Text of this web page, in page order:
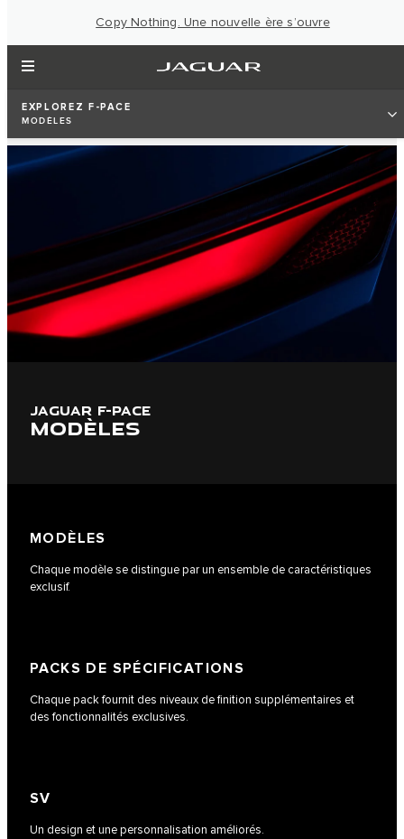
Copy Nothing. Une nouvelle ère s’ouvre
EXPLOREZ F-PACE
MODÈLES
JAGUAR F-PACE
MODÈLES
MODÈLES
Chaque modèle se distingue par un ensemble de caractéristiques
exclusif.
PACKS DE SPÉCIFICATIONS
Chaque pack fournit des niveaux de finition supplémentaires et
des fonctionnalités exclusives.
SV
Un design et une personnalisation améliorés.